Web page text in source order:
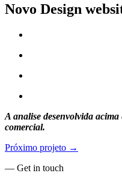
Novo Design
A analise desenvolvida acima
comercial.
Próximo projeto →
— Get in touch